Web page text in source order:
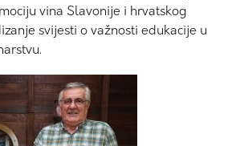
vina Slavonije i hrvatskog
svijesti o važnosti edukacije u